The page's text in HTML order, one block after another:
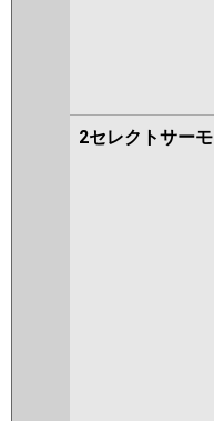
2セレクトサーモ